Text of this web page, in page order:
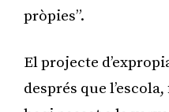
pròpies”.
El projecte
després que